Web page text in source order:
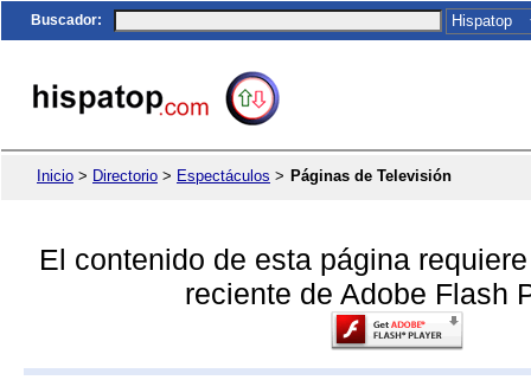
Buscador:
Inicio > Directorio > Espectáculos > Páginas de Televisión
El contenido de esta página
reciente de Adobe Flash